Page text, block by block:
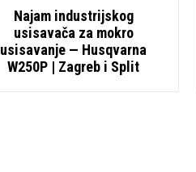
Najam industrijskog
usisavača za mokro
usisavanje — Husqvarna
W250P | Zagreb i Split